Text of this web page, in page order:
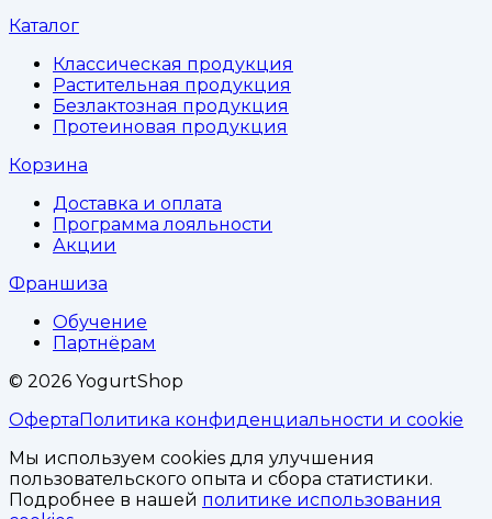
Каталог
Классическая продукция
Растительная продукция
Безлактозная продукция
Протеиновая продукция
Корзина
Доставка и оплата
Программа лояльности
Акции
Франшиза
Обучение
Партнёрам
© 2026 YogurtShop
ОфертаПолитика конфиденциальности и cookie
Мы используем cookies для улучшения
пользовательского опыта и сбора статистики.
Подробнее в нашей политике использования